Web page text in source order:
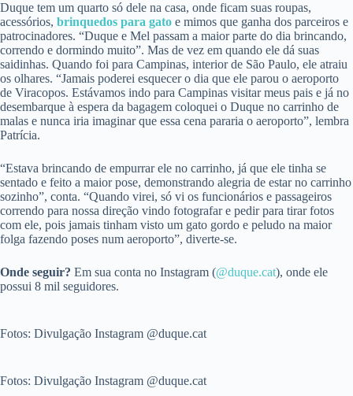
Duque tem um quarto só dele na casa, onde ficam suas roupas,
acessórios, brinquedos para gato e mimos que ganha dos parceiros e
patrocinadores. “Duque e Mel passam a maior parte do dia brincando,
correndo e dormindo muito”. Mas de vez em quando ele dá suas
saidinhas. Quando foi para Campinas, interior de São Paulo, ele atraiu
os olhares. “Jamais poderei esquecer o dia que ele parou o aeroporto
de Viracopos. Estávamos indo para Campinas visitar meus pais e já no
desembarque à espera da bagagem coloquei o Duque no carrinho de
malas e nunca iria imaginar que essa cena pararia o aeroporto”, lembra
Patrícia.
“Estava brincando de empurrar ele no carrinho, já que ele tinha se
sentado e feito a maior pose, demonstrando alegria de estar no carrinho
sozinho”, conta. “Quando virei, só vi os funcionários e passageiros
correndo para nossa direção vindo fotografar e pedir para tirar fotos
com ele, pois jamais tinham visto um gato gordo e peludo na maior
folga fazendo poses num aeroporto”, diverte-se.
Onde seguir? Em sua conta no Instagram (@duque.cat), onde ele
possui 8 mil seguidores.
Fotos: Divulgação Instagram @duque.cat
Fotos: Divulgação Instagram @duque.cat